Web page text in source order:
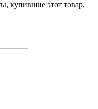
купившие этот товар,